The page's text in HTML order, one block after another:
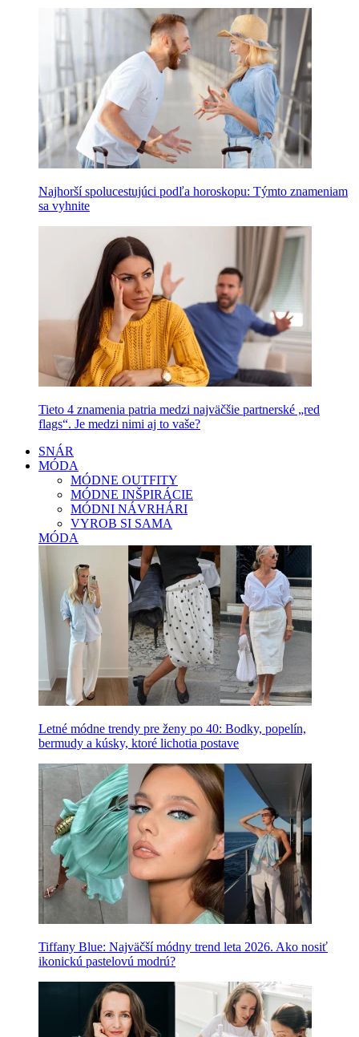
Najhorší spolucestujúci podľa horoskopu: Týmto znameniam
sa vyhnite
Tieto 4 znamenia patria medzi najväčšie partnerské „red
flags“. Je medzi nimi aj to vaše?
SNÁR
MÓDA
MÓDNE OUTFITY
MÓDNE INŠPIRÁCIE
MÓDNI NÁVRHÁRI
VYROB SI SAMA
MÓDA
Letné módne trendy pre ženy po 40: Bodky, popelín,
bermudy a kúsky, ktoré lichotia postave
Tiffany Blue: Najväčší módny trend leta 2026. Ako nosiť
ikonickú pastelovú modrú?